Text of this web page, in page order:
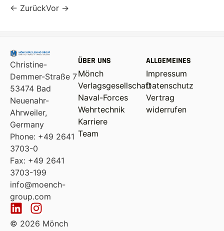
← ZurückVor →
Christine-
Demmer-Straße 7
53474 Bad
Neuenahr-
Ahrweiler,
Germany
Phone: +49 2641
3703-0
Fax: +49 2641
3703-199
info@moench-
group.com
© 2026 Mönch
ÜBER UNS
Mönch
Verlagsgesellschaft
Naval-Forces
Wehrtechnik
Karriere
Team
ALLGEMEINES
Impressum
Datenschutz
Vertrag
widerrufen